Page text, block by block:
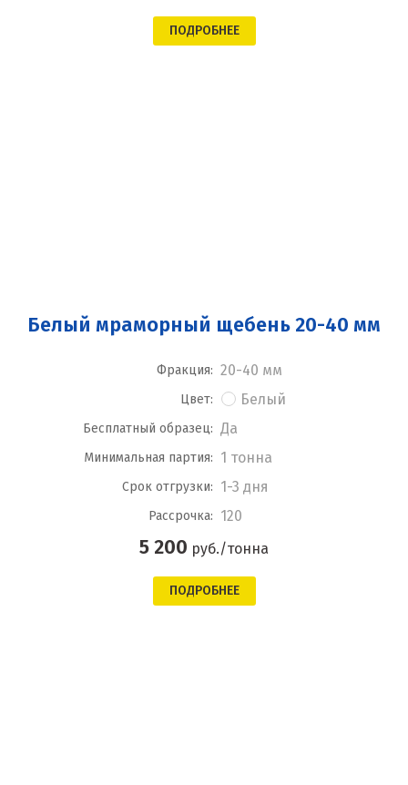
ПОДРОБНЕЕ
Белый мраморный щебень 20-40 мм
Фракция: 20-40 мм
Цвет: Белый
Бесплатный образец: Да
Минимальная партия: 1 тонна
Срок отгрузки: 1-3 дня
Рассрочка: 120
5 200 руб./тонна
ПОДРОБНЕЕ